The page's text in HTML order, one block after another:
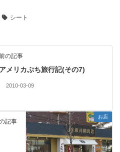
シート
の記事
アメリカぷち旅行記(その7)
2010-03-09
お店
記事